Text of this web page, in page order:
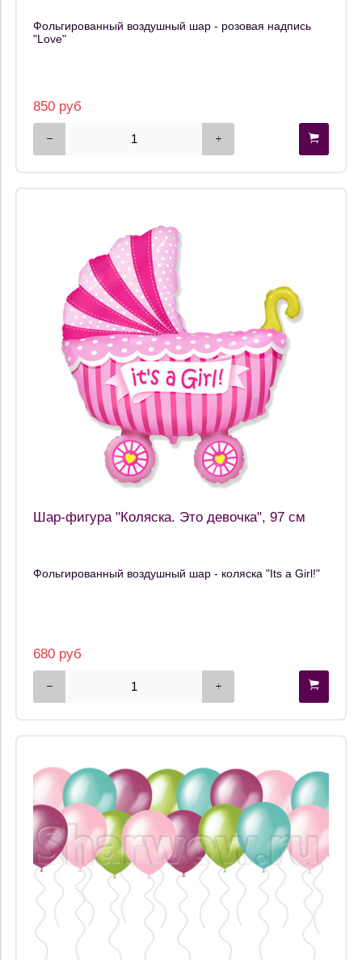
Фольгированный воздушный шар - розовая надпись
"Love"
850 руб
Шар-фигура "Коляска. Это девочка", 97 см
Фольгированный воздушный шар - коляска "Its a Girl!"
680 руб